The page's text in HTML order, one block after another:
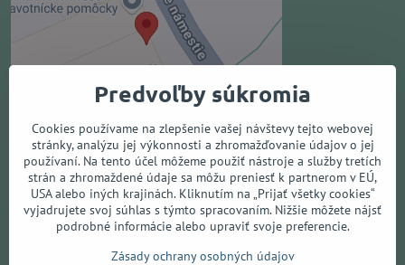
Prajete si načítať externý obsah?
Povoliť tentokrát
Povoliť a zapamätať - súhlas s
Otvoriť obsah v novom okne
Všetko o nákupe
Predvoľby súkromia
Cookies používame na zlepšenie vašej návštevy tejto webovej
stránky, analýzu jej výkonnosti a zhromažďovanie údajov o jej
používaní. Na tento účel môžeme použiť nástroje a služby tretích
strán a zhromaždené údaje sa môžu preniesť k partnerom v EÚ,
USA alebo iných krajinách. Kliknutím na „Prijať všetky cookies“
vyjadrujete svoj súhlas s týmto spracovaním. Nižšie môžete nájsť
podrobné informácie alebo upraviť svoje preferencie.
Zásady ochrany osobných údajov